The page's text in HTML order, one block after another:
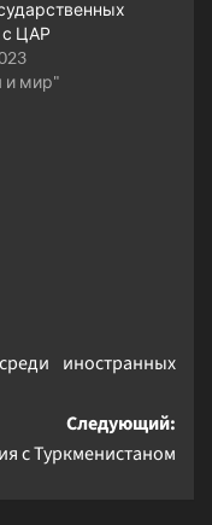
с ЦАР
и мир"
иностранных
Следующий:
с Туркменистаном